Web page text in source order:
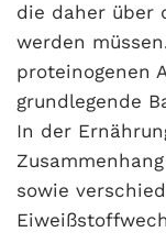
die daher über
werden
proteinogenen
grundlegende
In der
sowie